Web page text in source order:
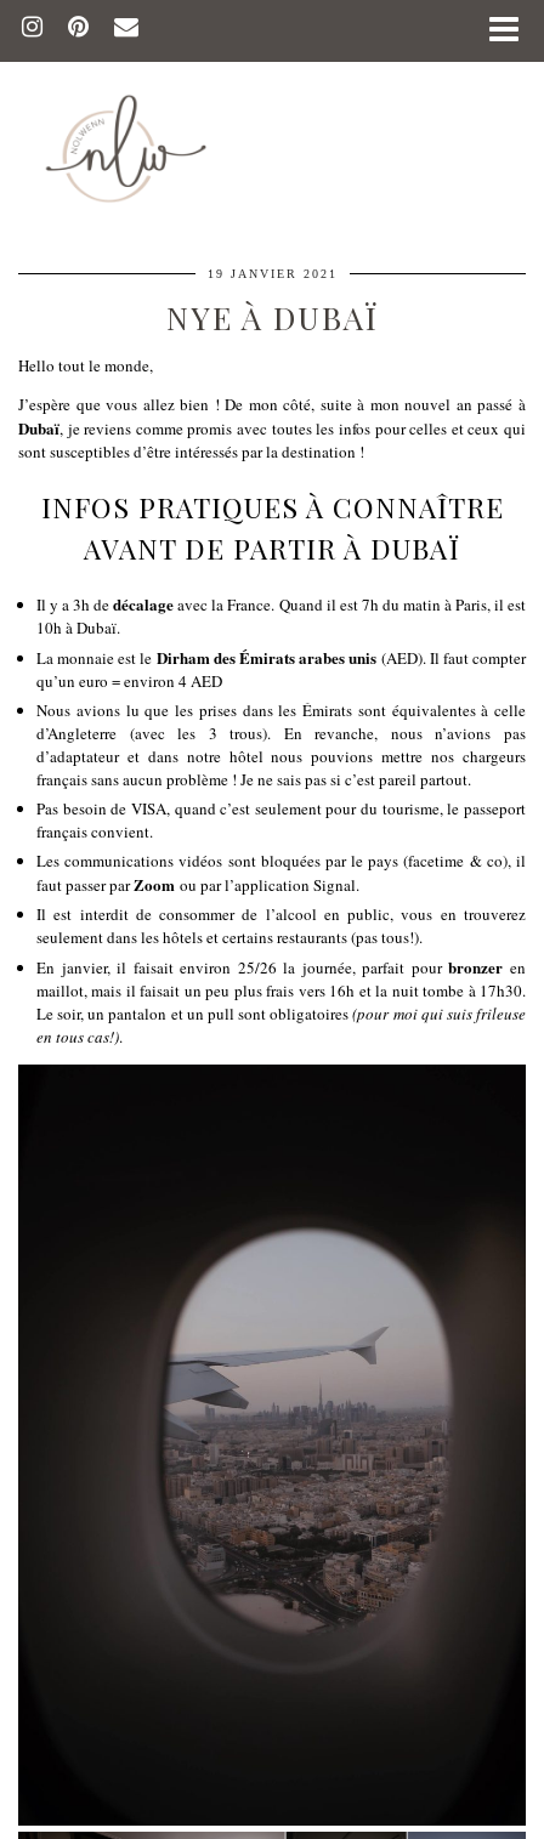
19 JANVIER 2021
NYE À DUBAÏ
Hello tout le monde,
J’espère que vous allez bien ! De mon côté, suite à mon nouvel an passé à
Dubaï, je reviens comme promis avec toutes les infos pour celles et ceux qui
sont susceptibles d’être intéressés par la destination !
INFOS PRATIQUES À CONNAÎTRE
AVANT DE PARTIR À DUBAÏ
Il y a 3h dedécalageavec la France. Quand il est 7h du matin à Paris, il est
10h à Dubaï.
La monnaie est le Dirham des Émirats arabes unis (AED). Il faut compter
qu’un euro = environ 4 AED
Nous avions lu que les prises dans les Émirats sont équivalentes à celle
d’Angleterre (avec les 3 trous). En revanche, nous n’avions pas
d’adaptateur et dans notre hôtel nous pouvions mettre nos chargeurs
français sans aucun problème ! Je ne sais pas si c’est pareil partout.
Pas besoin de VISA, quand c’est seulement pour du tourisme, le passeport
français convient.
Les communications vidéos sont bloquées par le pays (facetime & co), il
faut passer parZoom ou par l’application Signal.
Il est interdit de consommer de l’alcool en public, vous en trouverez
seulement dans les hôtels et certains restaurants (pas tous!).
En janvier, il faisait environ 25/26 la journée, parfait pourbronzer en
maillot, mais il faisait un peu plus frais vers 16h et la nuit tombe à 17h30.
Le soir, un pantalon et un pull sont obligatoires(pour moi qui suis frileuse
en tous cas!).